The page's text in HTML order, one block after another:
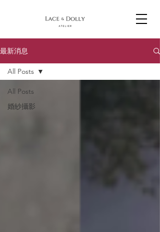
最新消息
All Posts
婚紗攝影
All Posts